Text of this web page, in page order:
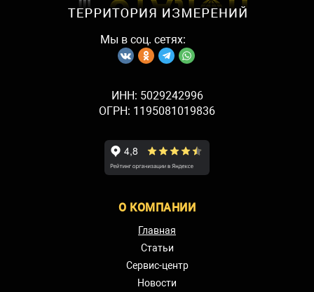
Мы в соц. сетях:
ИНН: 5029242996
ОГРН: 1195081019836
О КОМПАНИИ
Главная
Статьи
Сервис-центр
Новости